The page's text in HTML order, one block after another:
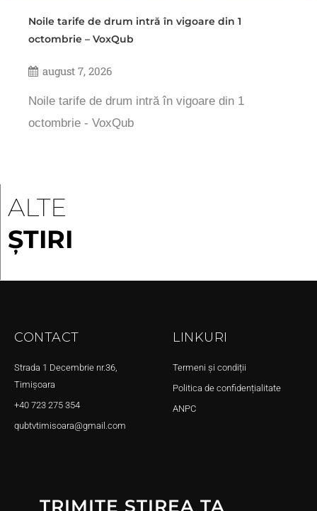
Noile tarife de drum intră în vigoare din 1
octombrie – VoxQub
august 7, 2026
Noile tarife de drum intră în vigoare din 1
octombrie - VoxQub
ALTE
ȘTIRI
CONTACT
Strada 1 Decembrie nr.36,
Timișoara
+40 723 275 354
qubtvtimisoara@gmail.com
LINKURI
Termeni și condiții
Politica de confidențialitate
ANPC
TRIMITE ȘTIREA TA